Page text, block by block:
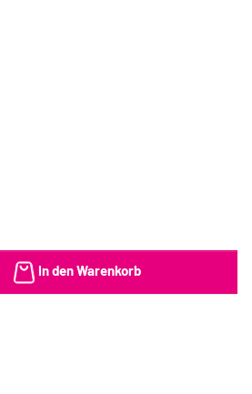
In den Warenkorb